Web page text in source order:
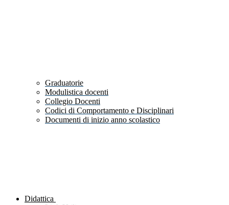
Graduatorie
Modulistica docenti
Collegio Docenti
Codici di Comportamento e Disciplinari
Documenti di inizio anno scolastico
Didattica